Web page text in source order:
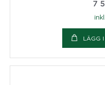
7
LÄGG